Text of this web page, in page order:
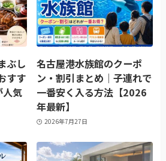
ぶし
すす
人気
名古屋港水族館のクーポ
ン・割引まとめ｜子連れで
一番安く入る方法【2026
年最新】
2026年7月27日